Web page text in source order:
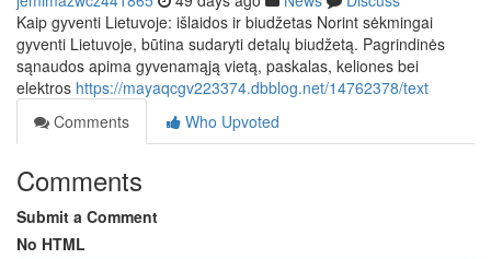
Kaip gyventi Lietuvoje: išlaidos ir biudžetas Norint sėkmingai
gyventi Lietuvoje, būtina sudaryti detalų biudžetą. Pagrindinės
sąnaudos apima gyvenamąją vietą, paskalas, keliones bei
elektros https://mayaqcgv223374.dbblog.net/14762378/text
Comments
Who Upvoted
Comments
Submit a Comment
No HTML